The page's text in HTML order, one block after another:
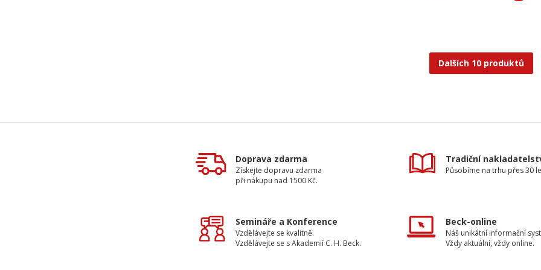
Dalších 10 produktů
Doprava zdarma
Získejte dopravu zdarma
při nákupu nad 1500 Kč.
Tradiční
Působíme na trhu přes 30
Semináře a Konference
Vzdělávejte se kvalitně.
Vzdělávejte se s Akademií C. H. Beck.
Beck-online
Náš unikátní informační
Vždy aktuální, vždy online.